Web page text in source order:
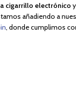
cigarrillo electrónico
añadiendo a
, donde cumplimos